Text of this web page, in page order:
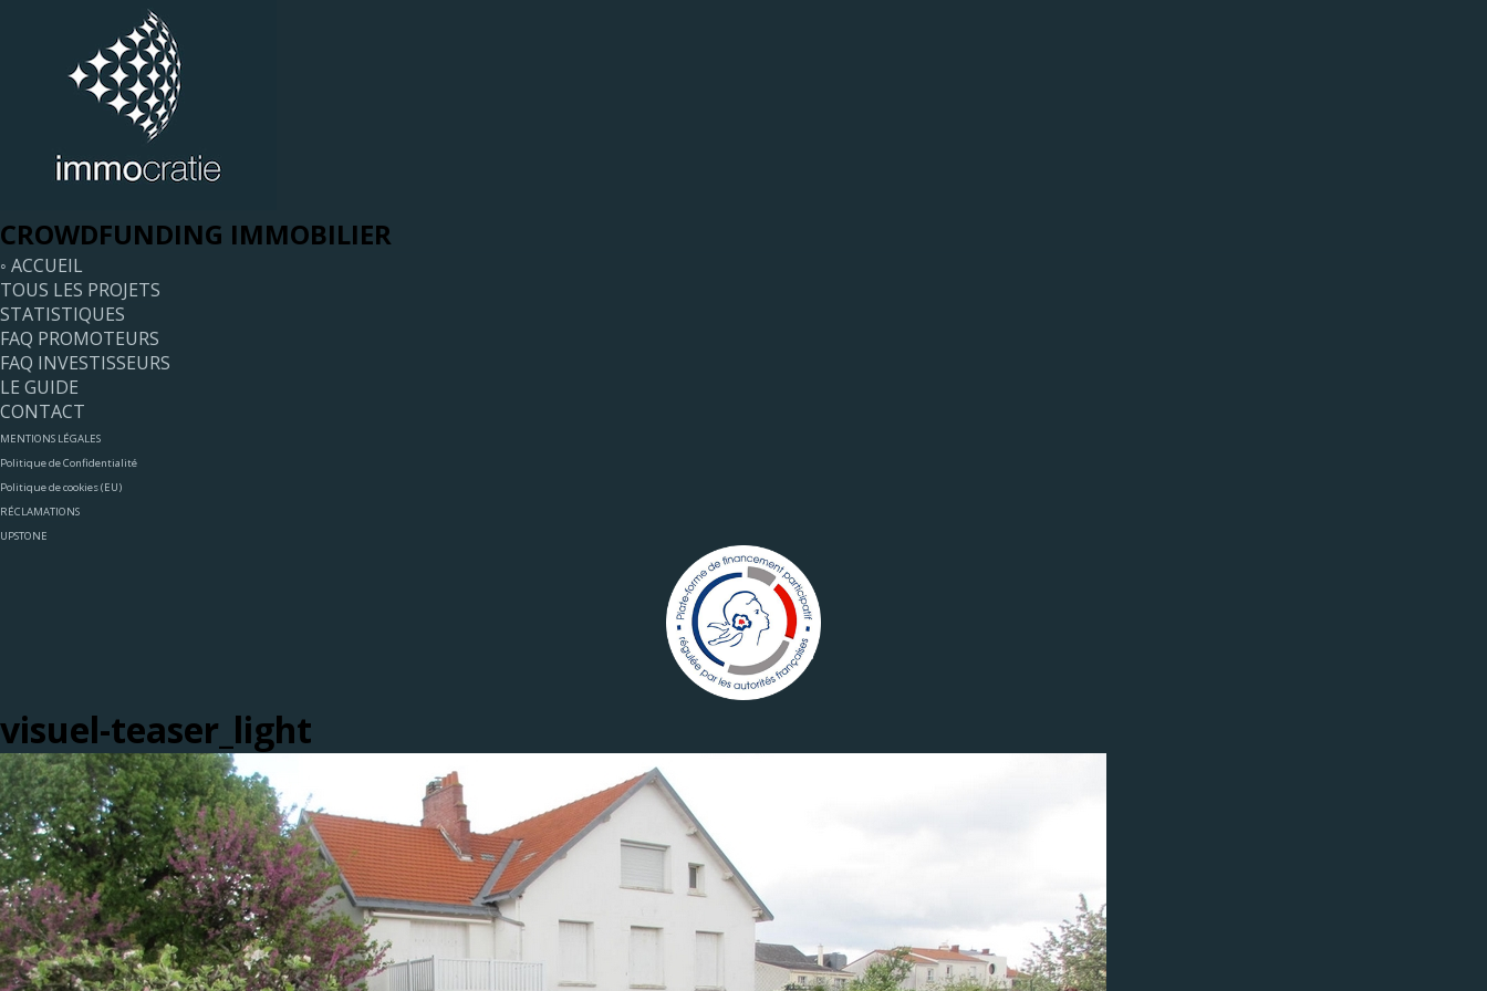
CROWDFUNDING IMMOBILIER
◦ ACCUEIL
TOUS LES PROJETS
STATISTIQUES
FAQ PROMOTEURS
FAQ INVESTISSEURS
LE GUIDE
CONTACT
MENTIONS LÉGALES
Politique de Confidentialité
Politique de cookies (EU)
RÉCLAMATIONS
UPSTONE
visuel-teaser_light